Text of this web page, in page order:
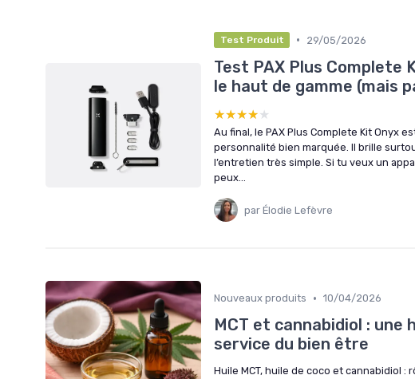
Test Produit • 29/05/2026
Test PAX Plus Complete
le haut de gamme (mais
★★★★★
★★★★★
Au final, le PAX Plus Complete Kit Onyx
personnalité bien marquée. Il brille
l’entretien très simple. Si tu veux un
peux...
par Élodie Lefèvre
Nouveaux produits • 10/04/2026
MCT et cannabidiol : une
service du bien être
Huile MCT, huile de coco et cannabidiol